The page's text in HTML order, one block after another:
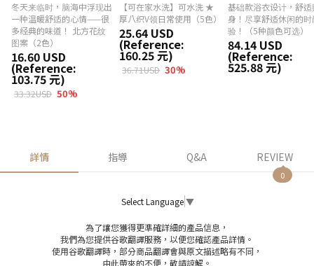
冬天来临时，脑海中浮现出
一种温暖舒适的心情——很
多经典的味道！ 北方花纹
图案（2色）
16.60 USD
(Reference:
103.75 元)
33.32USD 50%
【可在家水洗】可水洗 ★
厚八织V领日常使用（5色）
25.64 USD
(Reference:
160.25 元)
36.71USD 30%
基础款浴衣设计，舒适
身！尽享舒适休闲的时
验！（5种颜色可选）
84.14 USD
(Reference:
525.88 元)
詳情 指導 Q&A REVIEW
0
Select Language ▼
為了讓您獲得更準確詳細的產品信息，
我們為您提供谷歌翻譯服務，以便您確認產品詳情。
使用谷歌翻譯時，部分商品翻譯會與原文描述略有不同，
由此帶來的不便，敬請諒解。